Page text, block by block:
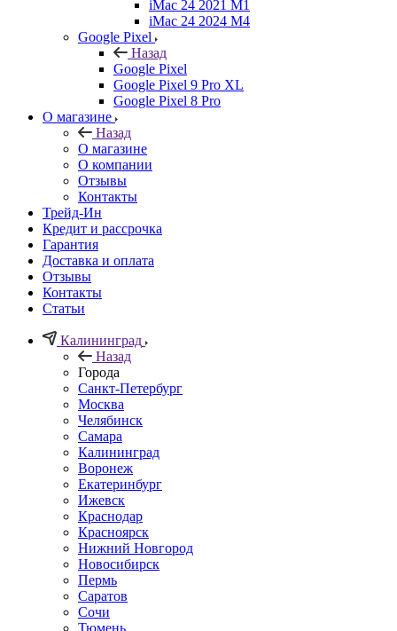
iMac 24 2021 M1
iMac 24 2024 M4
Google Pixel
Назад
Google Pixel
Google Pixel 9 Pro XL
Google Pixel 8 Pro
О магазине
Назад
О магазине
О компании
Отзывы
Контакты
Трейд-Ин
Кредит и рассрочка
Гарантия
Доставка и оплата
Отзывы
Контакты
Статьи
Калининград
Назад
Города
Санкт-Петербург
Москва
Челябинск
Самара
Калининград
Воронеж
Екатеринбург
Ижевск
Краснодар
Красноярск
Нижний Новгород
Новосибирск
Пермь
Саратов
Сочи
Тюмень